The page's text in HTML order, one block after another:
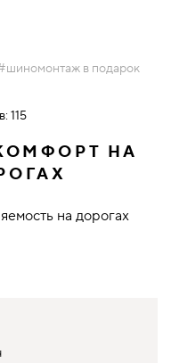
в подарок
115
НА
на дорогах